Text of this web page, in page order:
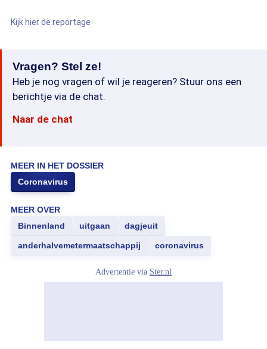
Kijk hier de reportage
Vragen? Stel ze!
Heb je nog vragen of wil je reageren? Stuur ons een
berichtje via de chat.
Naar de chat
MEER IN HET DOSSIER
Coronavirus
MEER OVER
Binnenland
uitgaan dagjeuit
anderhalvemetermaatschappij coronavirus
Advertentie via Ster.nl